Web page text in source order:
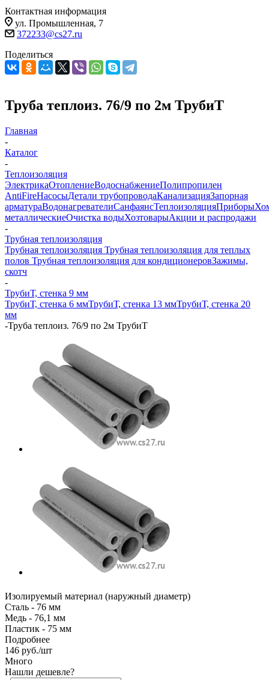
Контактная информация
ул. Промышленная, 7
372233@cs27.ru
Поделиться
Труба теплоиз. 76/9 по 2м ТрубиТ
Главная
-
Каталог
-
Теплоизоляция
ЭлектрикаОтоплениеВодоснабжениеПолипропилен
AntiFireНасосыДетали трубопроводаКанализацияЗапорная
арматураВодонагревателиСанфаянсТеплоизоляцияПриборы
металлическиеОчистка водыХозтоварыАкции и распродажи
-
Трубная теплоизоляция
Трубная теплоизоляция Трубная теплоизоляция для теплых
полов Трубная теплоизоляция для кондиционеровЗажимы,
скотч
-
ТрубиТ, стенка 9 мм
ТрубиТ, стенка 6 ммТрубиТ, стенка 13 ммТрубиТ, стенка 20
мм
-Труба теплоиз. 76/9 по 2м ТрубиТ
Изолируемый материал (наружный диаметр)
Сталь - 76 мм
Медь - 76,1 мм
Пластик - 75 мм
Подробнее
146 руб./шт
Много
Нашли дешевле?